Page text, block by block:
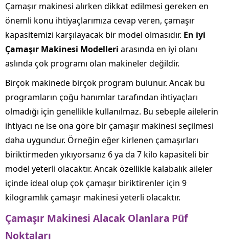
Çamaşır makinesi alırken dikkat edilmesi gereken en
önemli konu ihtiyaçlarımıza cevap veren, çamaşır
kapasitemizi karşılayacak bir model olmasıdır. En iyi
Çamaşır Makinesi Modelleri arasında en iyi olanı
aslında çok programı olan makineler değildir.
Birçok makinede birçok program bulunur. Ancak bu
programların çoğu hanımlar tarafından ihtiyaçları
olmadığı için genellikle kullanılmaz. Bu sebeple ailelerin
ihtiyacı ne ise ona göre bir çamaşır makinesi seçilmesi
daha uygundur. Örneğin eğer kirlenen çamaşırları
biriktirmeden yıkıyorsanız 6 ya da 7 kilo kapasiteli bir
model yeterli olacaktır. Ancak özellikle kalabalık aileler
içinde ideal olup çok çamaşır biriktirenler için 9
kilogramlık çamaşır makinesi yeterli olacaktır.
Çamaşır Makinesi Alacak Olanlara Püf
Noktaları